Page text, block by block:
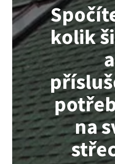
kolik
a
na